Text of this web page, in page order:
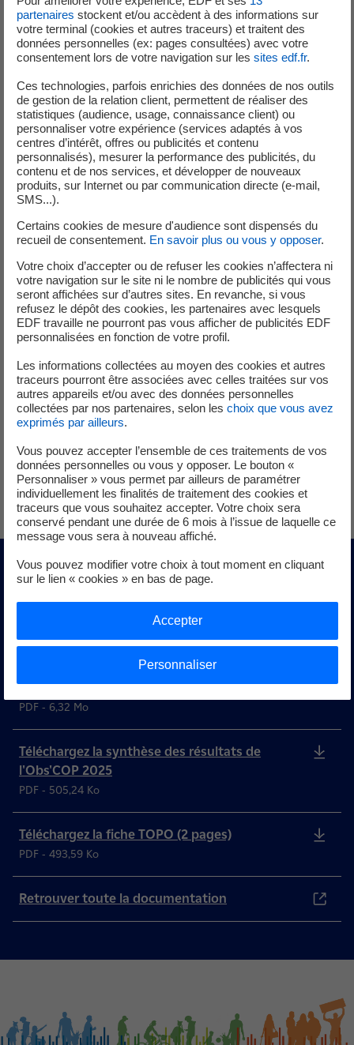
Dans un contexte marqué par l’intensification des
évènements climatiques, mais aussi par des incertitudes
économiques et géopolitiques, comment évolue le
rapport des Français au changement climatique et à la
Pour répondre à cette question, nous vous proposons un
document de synthèse qui met en perspective les
opinions dans les 30 pays de l’Obs’COP.
Plus que jamais, notre volonté est d’enrichir le débat en
proposant une matière utile à tous ceux qui défendent la
cause climatique.
Envie d'en savoir plus ?
Téléchargez le rapport de synthèse de l'Obs'COP
2025
PDF - 6,32 Mo
Téléchargez la synthèse des résultats de
l'Obs'COP 2025
PDF - 505,24 Ko
Téléchargez la fiche TOPO (2 pages)
PDF - 493,59 Ko
Retrouver toute la documentation
partenaires stockent et/ou accèdent à des informations sur
votre terminal (cookies et autres traceurs) et traitent des
données personnelles (ex: pages consultées) avec votre
consentement lors de votre navigation sur les sites edf.fr.
Ces technologies, parfois enrichies des données de nos outils
de gestion de la relation client, permettent de réaliser des
statistiques (audience, usage, connaissance client) ou
personnaliser votre expérience (services adaptés à vos
centres d’intérêt, offres ou publicités et contenu
personnalisés), mesurer la performance des publicités, du
contenu et de nos services, et développer de nouveaux
produits, sur Internet ou par communication directe (e-mail,
SMS...).
Certains cookies de mesure d'audience sont dispensés du
recueil de consentement. En savoir plus ou vous y opposer.
Votre choix d’accepter ou de refuser les cookies n’affectera ni
votre navigation sur le site ni le nombre de publicités qui vous
seront affichées sur d’autres sites. En revanche, si vous
refusez le dépôt des cookies, les partenaires avec lesquels
EDF travaille ne pourront pas vous afficher de publicités EDF
personnalisées en fonction de votre profil.
Les informations collectées au moyen des cookies et autres
traceurs pourront être associées avec celles traitées sur vos
autres appareils et/ou avec des données personnelles
collectées par nos partenaires, selon les choix que vous avez
exprimés par ailleurs.
Vous pouvez accepter l’ensemble de ces traitements de vos
données personnelles ou vous y opposer. Le bouton «
Personnaliser » vous permet par ailleurs de paramétrer
individuellement les finalités de traitement des cookies et
traceurs que vous souhaitez accepter. Votre choix sera
conservé pendant une durée de 6 mois à l’issue de laquelle ce
message vous sera à nouveau affiché.
Vous pouvez modifier votre choix à tout moment en cliquant
sur le lien « cookies » en bas de page.
Personnaliser
Accepter